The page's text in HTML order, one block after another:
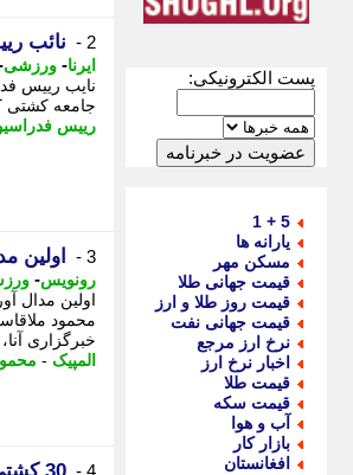
پست الکترونیکی:
5 + 1
یارانه ها
مسکن مهر
قیمت جهانی طلا
قیمت روز طلا و ارز
قیمت جهانی نفت
نرخ ارز مرجع
اخبار نرخ ارز
قیمت طلا
قیمت سکه
آب و هوا
بازار کار
افغانستان
2 - نائب
ایرنا- ورزشی
نایب رییس
جامعه کشتی
رییس
3 - اولین
رونویس-
اولین مدال
محمود
خبرگزاری
المپیک -
4 -